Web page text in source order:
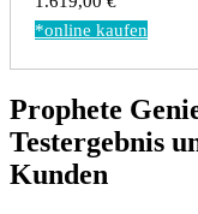
*online kaufen
Prophete
Testergebnis
Kunden